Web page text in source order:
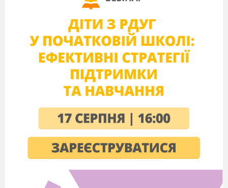
молодих дерев. Якої шкоди можуть
принести лісові 10 тис. невихованих
У великих промислових центрах в повітрі
знаходиться 125-500 мг/ м
CО 2
при нормі 3
. У скільки разів в середньому
перевищено норму?
Одним із способів захисту навколишнього
середовища є розсіювання шкідливих
речовин за допомогою будівництва високих
труб. Відомо, що димова труба висотою
100 м дає можливість розсіювати шкідливі
радіус розсіювання речовин, якщо висота